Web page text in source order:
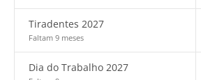
Tiradentes 2027
Faltam 9 meses
Dia do Trabalho 2027